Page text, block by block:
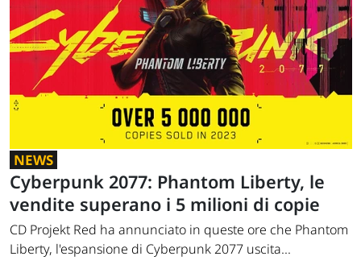
NEWS
Cyberpunk 2077: Phantom Liberty, le
vendite superano i 5 milioni di copie
CD Projekt Red ha annunciato in queste ore che Phantom
Liberty, l'espansione di Cyberpunk 2077 uscita...